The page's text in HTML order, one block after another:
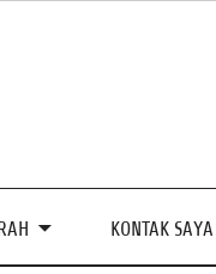
KONTAK SAYA